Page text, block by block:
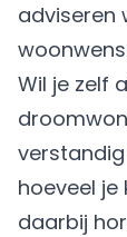
adviseren
Wil je zelf
hoeveel je
daarbij